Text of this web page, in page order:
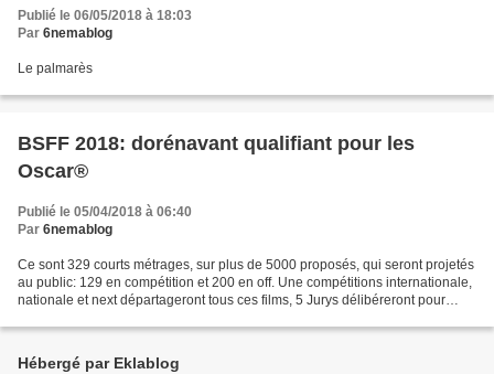
Publié le 06/05/2018 à 18:03
Par 6nemablog
Le palmarès
BSFF 2018: dorénavant qualifiant pour les
Oscar®
Publié le 05/04/2018 à 06:40
Par 6nemablog
Ce sont 329 courts métrages, sur plus de 5000 proposés, qui seront projetés
au public: 129 en compétition et 200 en off. Une compétitions internationale,
nationale et next départageront tous ces films, 5 Jurys délibéreront pour
Hébergé par Eklablog